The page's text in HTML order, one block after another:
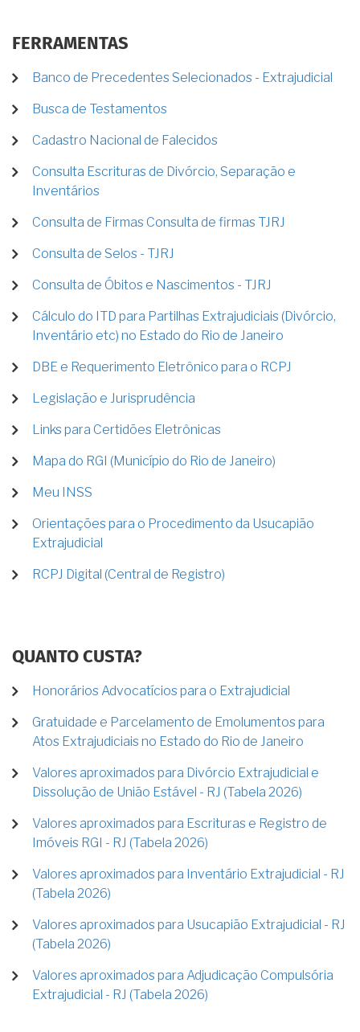
FERRAMENTAS
Banco de Precedentes Selecionados - Extrajudicial
Busca de Testamentos
Cadastro Nacional de Falecidos
Consulta Escrituras de Divórcio, Separação e
Inventários
Consulta de Firmas Consulta de firmas TJRJ
Consulta de Selos - TJRJ
Consulta de Óbitos e Nascimentos - TJRJ
Cálculo do ITD para Partilhas Extrajudiciais (Divórcio,
Inventário etc) no Estado do Rio de Janeiro
DBE e Requerimento Eletrônico para o RCPJ
Legislação e Jurisprudência
Links para Certidões Eletrônicas
Mapa do RGI (Município do Rio de Janeiro)
Meu INSS
Orientações para o Procedimento da Usucapião
Extrajudicial
RCPJ Digital (Central de Registro)
QUANTO CUSTA?
Honorários Advocatícios para o Extrajudicial
Gratuidade e Parcelamento de Emolumentos para
Atos Extrajudiciais no Estado do Rio de Janeiro
Valores aproximados para Divórcio Extrajudicial e
Dissolução de União Estável - RJ (Tabela 2026)
Valores aproximados para Escrituras e Registro de
Imóveis RGI - RJ (Tabela 2026)
Valores aproximados para Inventário Extrajudicial - RJ
(Tabela 2026)
Valores aproximados para Usucapião Extrajudicial - RJ
(Tabela 2026)
Valores aproximados para Adjudicação Compulsória
Extrajudicial - RJ (Tabela 2026)